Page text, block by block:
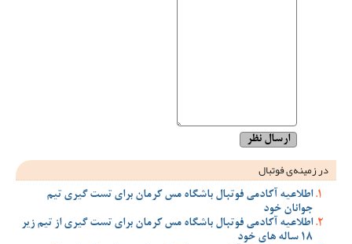
در زمینه‌ی فوتبال
اطلاعیه آکادمی فوتبال باشگاه مس کرمان برای تست گیری تیم
جوانان خود
اطلاعیه آکادمی فوتبال باشگاه مس کرمان برای تست گیری از تیم زیر
18 ساله های خود